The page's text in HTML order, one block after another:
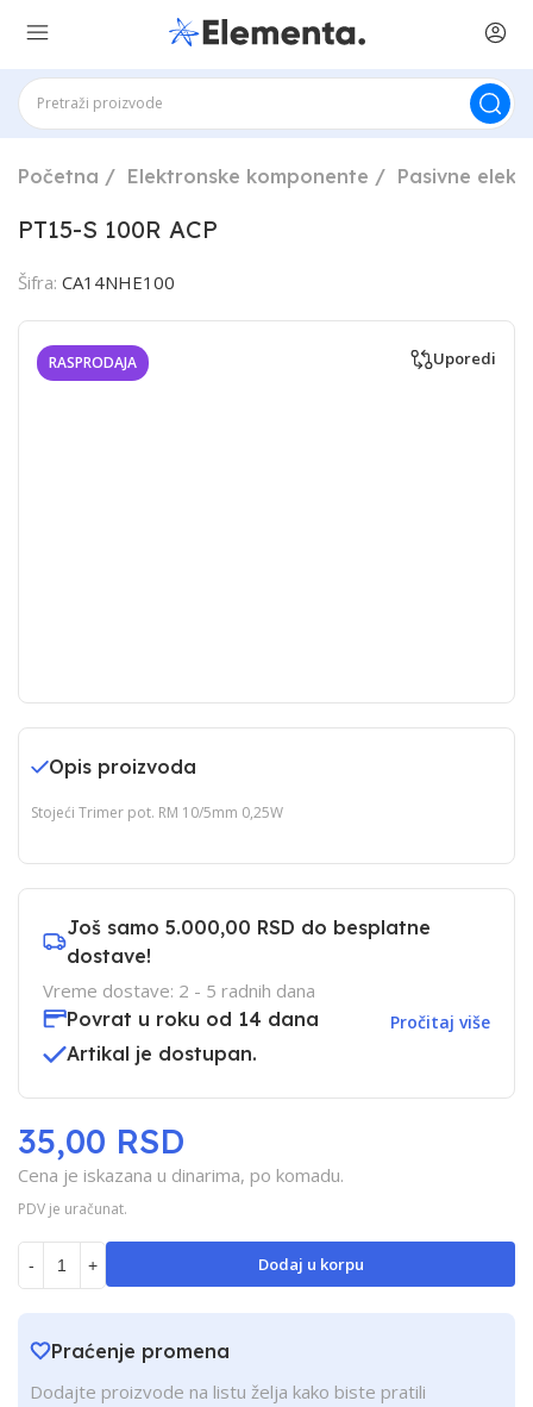
Početna Elektronske komponente Pasivne
PT15-S 100R ACP
Šifra: CA14NHE100
RASPRODAJA Uporedi
Opis proizvoda
Stojeći Trimer pot. RM 10/5mm 0,25W
Još samo 5.000,00 RSD do besplatne
dostave!
Vreme dostave: 2 - 5 radnih dana
Povrat u roku od 14 dana
Pročitaj više
Artikal je dostupan.
Cena je iskazana u dinarima, po komadu.
PDV je uračunat.
35,00 RSD
- + Dodaj u korpu
Praćenje promena
Dodajte proizvode na listu želja kako biste pratili